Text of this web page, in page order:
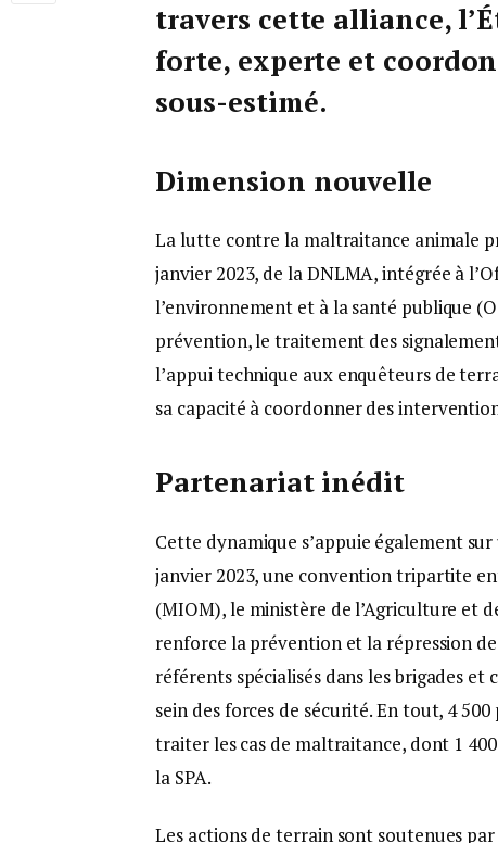
travers cette alliance,
forte, experte et
sous-estimé.
Dimension nouvelle
La lutte contre la maltraitance animale
janvier 2023, de la DNLMA, intégrée à
l’environnement et à la santé publique
prévention, le traitement des
l’appui technique aux enquêteurs de
sa capacité à coordonner des
Partenariat inédit
Cette dynamique s’appuie également
janvier 2023, une convention tripartite
(MIOM), le ministère de l’Agriculture et
renforce la prévention et la répression
référents spécialisés dans les brigades et
sein des forces de sécurité. En tout, 4
traiter les cas de maltraitance, dont 1
la SPA.
Les actions de terrain sont soutenues